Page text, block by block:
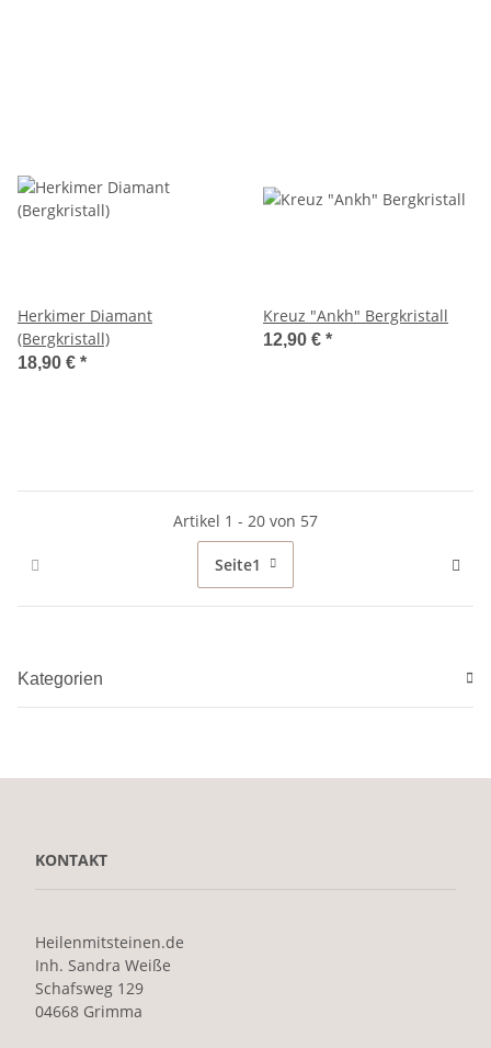
Herkimer Diamant
(Bergkristall)
18,90 € *
Kreuz "Ankh" Bergkristall
12,90 € *
Artikel 1 - 20 von 57
Seite1
Kategorien
KONTAKT
Heilenmitsteinen.de
Inh. Sandra Weiße
Schafsweg 129
04668 Grimma